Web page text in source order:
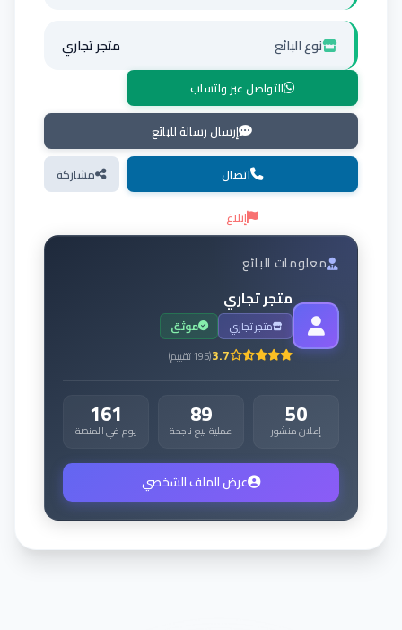
نوع البائع متجر تجاري
التواصل عبر واتساب
إرسال رسالة للبائع
اتصال
مشاركة
إبلاغ
معلومات البائع
متجر تجاري
متجر تجاري موثق
3.7
(
195تقييم)
50
إعلان منشور 89
عملية بيع ناجحة 161
يوم في المنصة
عرض الملف الشخصي